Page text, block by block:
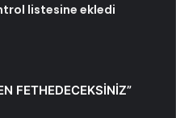
listesine ekledi
FETHEDECEKSİNİZ”